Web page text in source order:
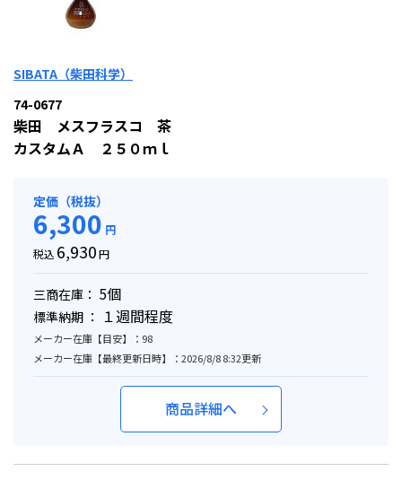
SIBATA（柴田科学）
74-0677
柴田 メスフラスコ 茶
カスタムＡ ２５０ｍｌ
定価（税抜）
6,300 円
税込 6,930円
三商在庫： 5個
標準納期 ： １週間程度
メーカー在庫【目安】：98
メーカー在庫【最終更新日時】：2026/8/8 8:32更新
商品詳細へ